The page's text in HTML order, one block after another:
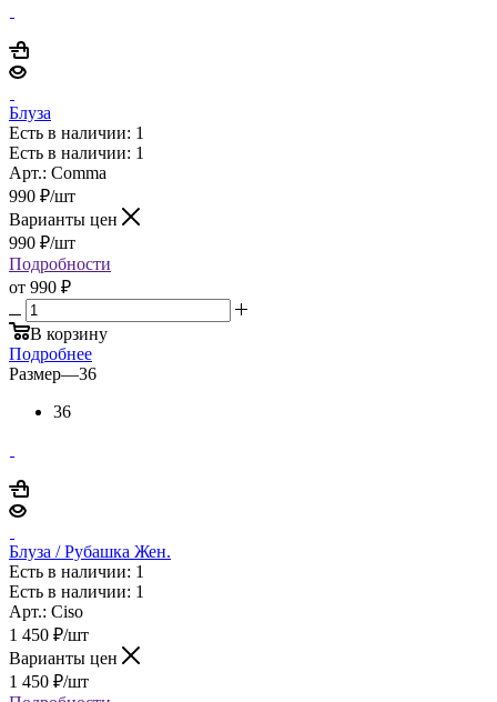
Блуза
Есть в наличии: 1
Есть в наличии: 1
Арт.: Comma
990 ₽/шт
Варианты цен
990 ₽/шт
Подробности
от 990 ₽
В корзину
Подробнее
Размер—36
36
Блуза / Рубашка Жен.
Есть в наличии: 1
Есть в наличии: 1
Арт.: Ciso
1 450 ₽/шт
Варианты цен
1 450 ₽/шт